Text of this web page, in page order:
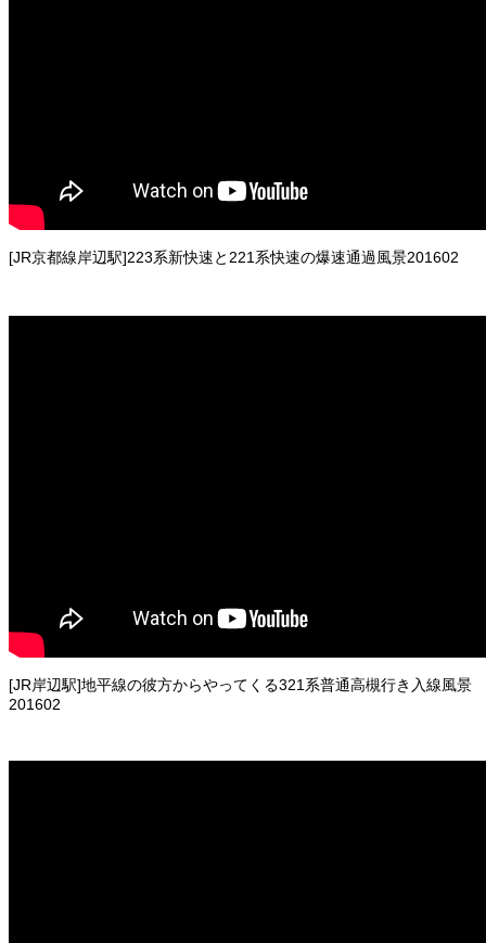
[JR京都線岸辺駅]223系新快速と221系快速の爆速通過風景201602
[JR岸辺駅]地平線の彼方からやってくる321系普通高槻行き入線風景
201602